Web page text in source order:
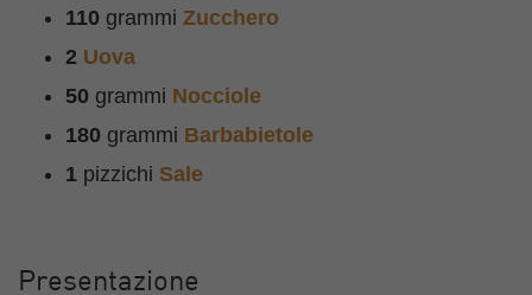
110 grammi Zucchero
2 Uova
50 grammi Nocciole
180 grammi Barbabietole
1 pizzichi Sale
Presentazione